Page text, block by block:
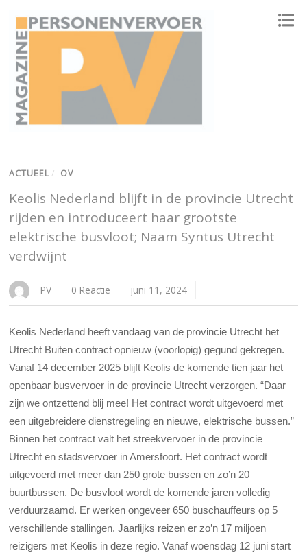
ACTUEEL / OV
Keolis Nederland blijft in de provincie Utrecht
rijden en introduceert haar grootste
elektrische busvloot; Naam Syntus Utrecht
verdwijnt
PV 0 Reactie juni 11, 2024
Keolis Nederland heeft vandaag van de provincie Utrecht het
Utrecht Buiten contract opnieuw (voorlopig) gegund gekregen.
Vanaf 14 december 2025 blijft Keolis de komende tien jaar het
openbaar busvervoer in de provincie Utrecht verzorgen. “Daar
zijn we ontzettend blij mee! Het contract wordt uitgevoerd met
een uitgebreidere dienstregeling en nieuwe, elektrische bussen.”
Binnen het contract valt het streekvervoer in de provincie
Utrecht en stadsvervoer in Amersfoort. Het contract wordt
uitgevoerd met meer dan 250 grote bussen en zo’n 20
buurtbussen. De busvloot wordt de komende jaren volledig
verduurzaamd. Er werken ongeveer 650 buschauffeurs op 5
verschillende stallingen. Jaarlijks reizen er zo’n 17 miljoen
reizigers met Keolis in deze regio. Vanaf woensdag 12 juni start